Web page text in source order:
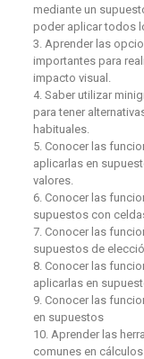
mediante un
poder aplicar todos
3. Aprender las
importantes para
impacto visual.
4. Saber utilizar
para tener
habituales.
5. Conocer las
aplicarlas en
valores.
6. Conocer las
supuestos con
7. Conocer las
supuestos de
8. Conocer las
aplicarlas en
9. Conocer las
en supuestos
10. Aprender las
comunes en